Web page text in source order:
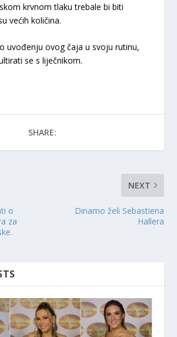
krvnom tlaku trebale bi biti
većih količina.
uvođenju ovog čaja u svoju rutinu,
se s liječnikom.
SHARE:
o
za
NEXT
Dinamo želi Sebastiena
Hallera